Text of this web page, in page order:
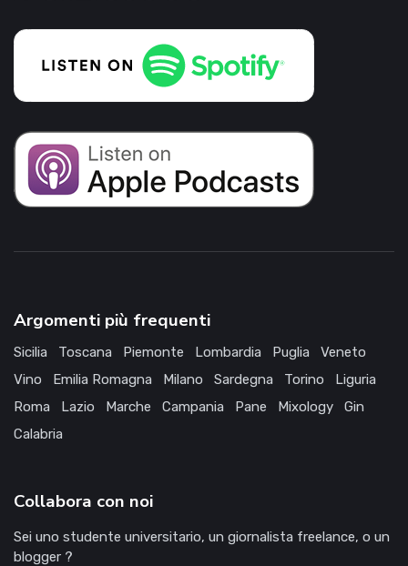
Argomenti più frequenti
Sicilia Toscana Piemonte Lombardia Puglia
Veneto
Vino
Emilia Romagna Milano Sardegna Torino
Liguria
Roma
Lazio Marche Campania Pane Mixology
Gin
Calabria
Collabora con noi
Sei uno studente universitario, un giornalista freelance, o un
blogger ?